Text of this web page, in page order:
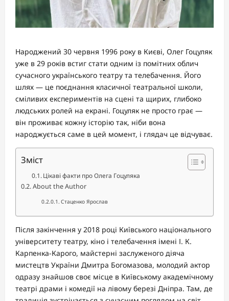
Народжений 30 червня 1996 року в Києві, Олег Гоцуляк
уже в 29 років встиг стати одним із помітних облич
сучасного українського театру та телебачення. Його
шлях — це поєднання класичної театральної школи,
сміливих експериментів на сцені та щирих, глибоко
людських ролей на екрані. Гоцуляк не просто грає —
він проживає кожну історію так, ніби вона
народжується саме в цей момент, і глядач це відчуває.
Зміст
Цікаві факти про Олега Гоцуляка
About the Author
Стаценко Ярослав
Після закінчення у 2018 році Київського національного
університету театру, кіно і телебачення імені І. К.
Карпенка-Карого, майстерні заслуженого діяча
мистецтв України Дмитра Богомазова, молодий актор
одразу знайшов своє місце в Київському академічному
театрі драми і комедії на лівому березі Дніпра. Там, де